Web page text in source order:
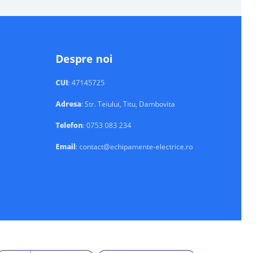
Despre noi
CUI: 47145725
Adresa: Str. Teiului, Titu, Dambovita
Telefon: 0753 083 234
Email: contact@echipamente-electrice.ro